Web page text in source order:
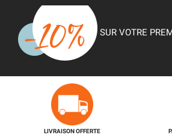
SUR VOTRE
LIVRAISON OFFERTE